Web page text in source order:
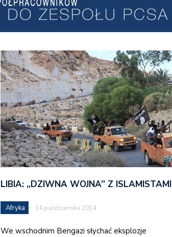
LIBIA: „DZIWNA WOJNA” Z ISLAMISTAMI
Afryka 14 października 2014
We wschodnim Bengazi słychać eksplozje